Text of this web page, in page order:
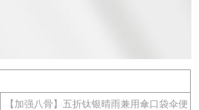
【加强八骨】五折钛银晴雨兼用傘口袋伞便